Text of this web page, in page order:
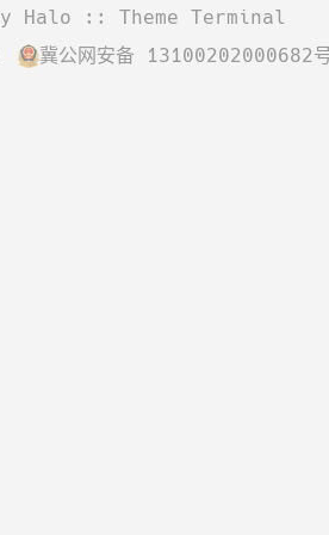
Halo :: Theme Terminal
冀公网安备 13100202000682